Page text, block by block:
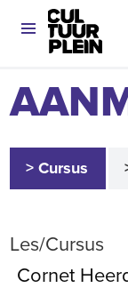
> Cursus
Les/Cursus